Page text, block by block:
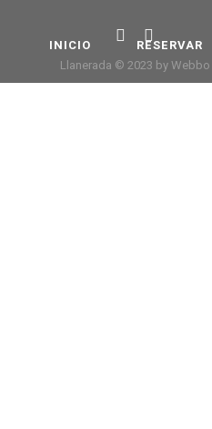
INICIO RESERVAR
Llanerada © 2023 by Webbo